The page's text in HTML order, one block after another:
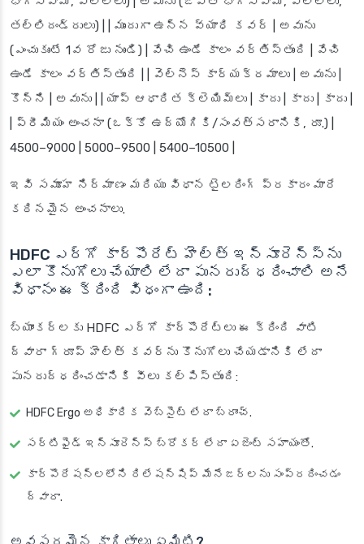
తల్లిదండ్రులు) | | ముందుగా ఉన్న వ్యాధి కవర్ | అవును
(ఎంచుకుంటే 1వ రోజు నుండి) | వేచి ఉండే కాలం వర్తిస్తుంది | వేచి
ఉండే కాలం వర్తిస్తుంది | | వెల్నెస్ కార్యక్రమాలు | అవును |
కొన్ని | అవును | | యాప్ ఆధారిత క్లెయిమ్‌లు | కాదు | కాదు | కాదు |
| ప్రీమియం అంచనా (ఒక్కో ఉద్యోగికి/సంవత్సరానికి, రూ.) |
4500–9000 | 5000–9500 | 5400–10500 |
ఇవి సమూహ నిర్మాణం మరియు విధాన టైలరింగ్ ప్రకారం మారే
కఠినమైన అంచనాలు.
HDFC ఎర్గో కార్పొరేట్ హెల్త్ ఇన్సూరెన్స్‌ను
ఎలా కొనుగోలు చేయాలి లేదా పునరుద్ధరించాలి అనే
విధానం ఈ క్రింది విధంగా ఉంది:
బ్యాంకర్లకు HDFC ఎర్గో కార్పొరేట్‌లు ఈ క్రింది వాటి
ద్వారా గ్రూప్ హెల్త్ కవర్‌ను కొనుగోలు చేయడానికి లేదా
పునరుద్ధరించడానికి వీలు కల్పిస్తుంది:
HDFC Ergo అధికారిక వెబ్‌సైట్ లేదా బ్రాంచ్.
సర్టిఫైడ్ ఇన్సూరెన్స్ బ్రోకర్ లేదా ఏజెంట్ సహాయంతో.
కార్పొరేషన్లలోని రిలేషన్‌షిప్ మేనేజర్లను సంప్రదించడం
ద్వారా.